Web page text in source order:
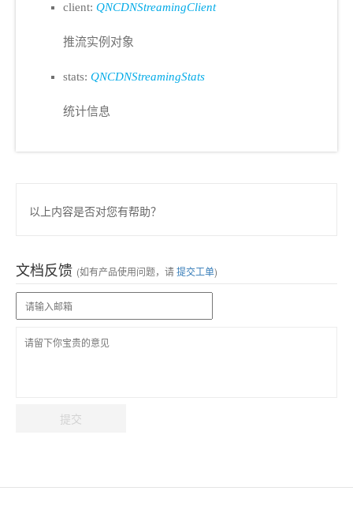
client: QNCDNStreamingClient
推流实例对象
stats: QNCDNStreamingStats
统计信息
以上内容是否对您有帮助？
文档反馈 (如有产品使用问题，请提交工单)
提交